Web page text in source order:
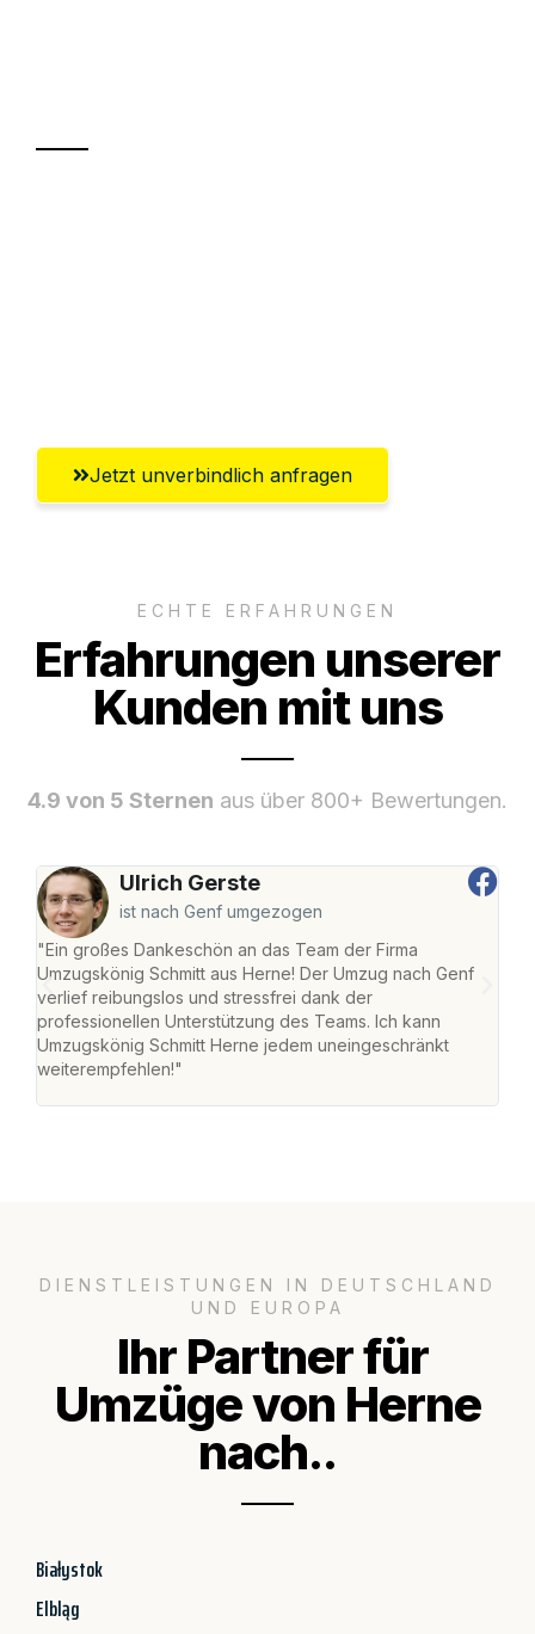
Jetzt unverbindlich anfragen
ECHTE ERFAHRUNGEN
Erfahrungen unserer
Kunden mit uns
4.9 von 5 Sternen aus über 800+ Bewertungen.
Ulrich Gerste
ist nach Genf umgezogen
"Ein großes Dankeschön an das Team der Firma
Umzugskönig Schmitt aus Herne! Der Umzug nach Genf
verlief reibungslos und stressfrei dank der
professionellen Unterstützung des Teams. Ich kann
Umzugskönig Schmitt Herne jedem uneingeschränkt
weiterempfehlen!"
DIENSTLEISTUNGEN IN DEUTSCHLAND
UND EUROPA
Ihr Partner für
Umzüge von Herne
nach..
Białystok
Elbląg